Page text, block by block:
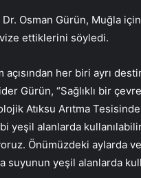
Osman Gürün, Muğla için
ettiklerini söyledi.
açısından her biri ayrı
Gürün, “Sağlıklı bir
Atıksu Arıtma
yeşil alanlarda
Önümüzdeki aylarda
suyunun yeşil alanlarda